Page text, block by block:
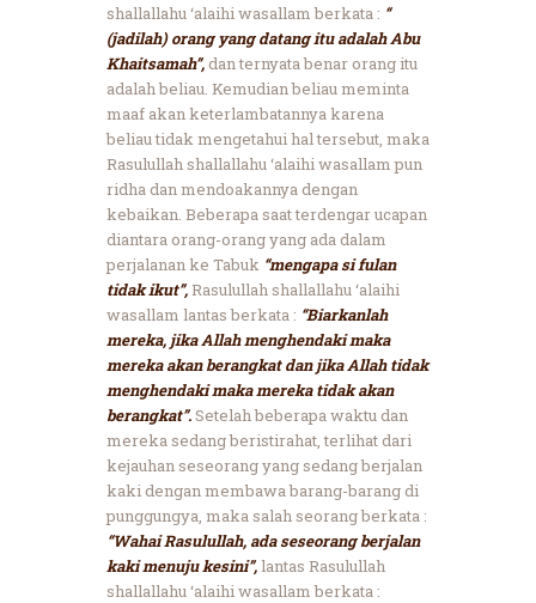
shallallahu ‘alaihi wasallam berkata : “
(jadilah) orang yang datang itu adalah Abu
Khaitsamah”,dan ternyata benar orang itu
adalah beliau. Kemudian beliau meminta
maaf akan keterlambatannya karena
beliau tidak mengetahui hal tersebut, maka
Rasulullah shallallahu ‘alaihi wasallam pun
ridha dan mendoakannya dengan
kebaikan. Beberapa saat terdengar ucapan
diantara orang-orang yang ada dalam
perjalanan ke Tabuk “mengapa si fulan
tidak ikut”,Rasulullah shallallahu ‘alaihi
wasallam lantas berkata : “Biarkanlah
mereka, jika Allah menghendaki maka
mereka akan berangkat dan jika Allah tidak
menghendaki maka mereka tidak akan
berangkat”.Setelah beberapa waktu dan
mereka sedang beristirahat, terlihat dari
kejauhan seseorang yang sedang berjalan
kaki dengan membawa barang-barang di
punggungya, maka salah seorang berkata :
“Wahai Rasulullah, ada seseorang berjalan
kaki menuju kesini”,lantas Rasulullah
shallallahu ‘alaihi wasallam berkata :